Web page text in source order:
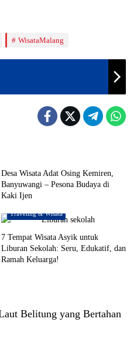
WisataMalang
Desa Wisata Adat Osing Kemiren,
Banyuwangi – Pesona Budaya di
Kaki Ijen
Traveling & Wisata
7 Tempat Wisata Asyik untuk
Liburan Sekolah: Seru, Edukatif, dan
Ramah Keluarga!
Belitung yang Bertahan